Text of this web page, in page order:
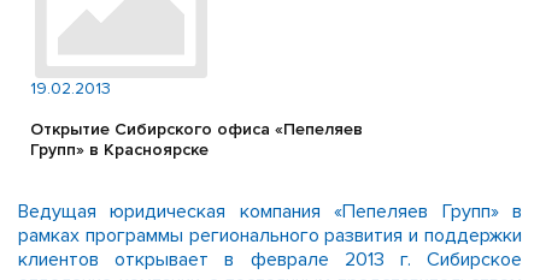
19.02.2013
Открытие Сибирского офиса «Пепеляев
Групп» в Красноярске
Ведущая юридическая компания «Пепеляев Групп» в
рамках программы регионального развития и поддержки
клиентов открывает в феврале 2013 г. Сибирское